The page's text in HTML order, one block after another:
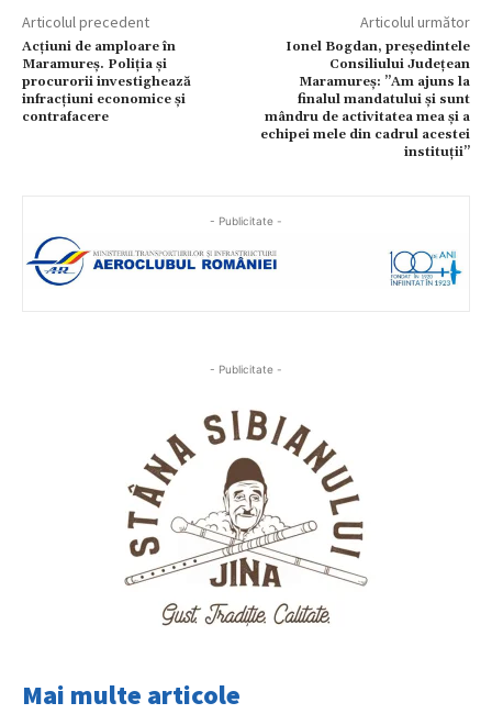
Articolul precedent
Acțiuni de amploare în
Maramureș. Poliția și
procurorii investighează
infracțiuni economice și
contrafacere
Articolul următor
Ionel Bogdan, președintele
Consiliului Județean
Maramureș: ”Am ajuns la
finalul mandatului și sunt
mândru de activitatea mea și a
echipei mele din cadrul acestei
instituții”
- Publicitate -
- Publicitate -
Mai multe articole